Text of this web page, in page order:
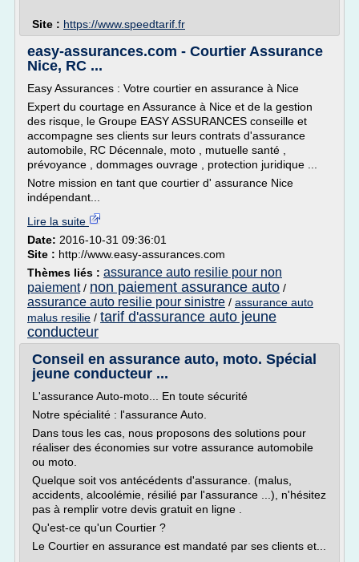
Site : https://www.speedtarif.fr
easy-assurances.com - Courtier Assurance
Nice, RC ...
Easy Assurances : Votre courtier en assurance à Nice
Expert du courtage en Assurance à Nice et de la gestion
des risque, le Groupe EASY ASSURANCES conseille et
accompagne ses clients sur leurs contrats d'assurance
automobile, RC Décennale, moto , mutuelle santé ,
prévoyance , dommages ouvrage , protection juridique ...
Notre mission en tant que courtier d' assurance Nice
indépendant...
Lire la suite
Date: 2016-10-31 09:36:01
Site : http://www.easy-assurances.com
Thèmes liés : assurance auto resilie pour non
paiement/ non paiement assurance auto /
assurance auto resilie pour sinistre / assurance auto
malus resilie / tarif d'assurance auto jeune
conducteur
Conseil en assurance auto, moto. Spécial
jeune conducteur ...
L'assurance Auto-moto... En toute sécurité
Notre spécialité : l'assurance Auto.
Dans tous les cas, nous proposons des solutions pour
réaliser des économies sur votre assurance automobile
ou moto.
Quelque soit vos antécédents d'assurance. (malus,
accidents, alcoolémie, résilié par l'assurance ...), n'hésitez
pas à remplir votre devis gratuit en ligne .
Qu'est-ce qu'un Courtier ?
Le Courtier en assurance est mandaté par ses clients et...